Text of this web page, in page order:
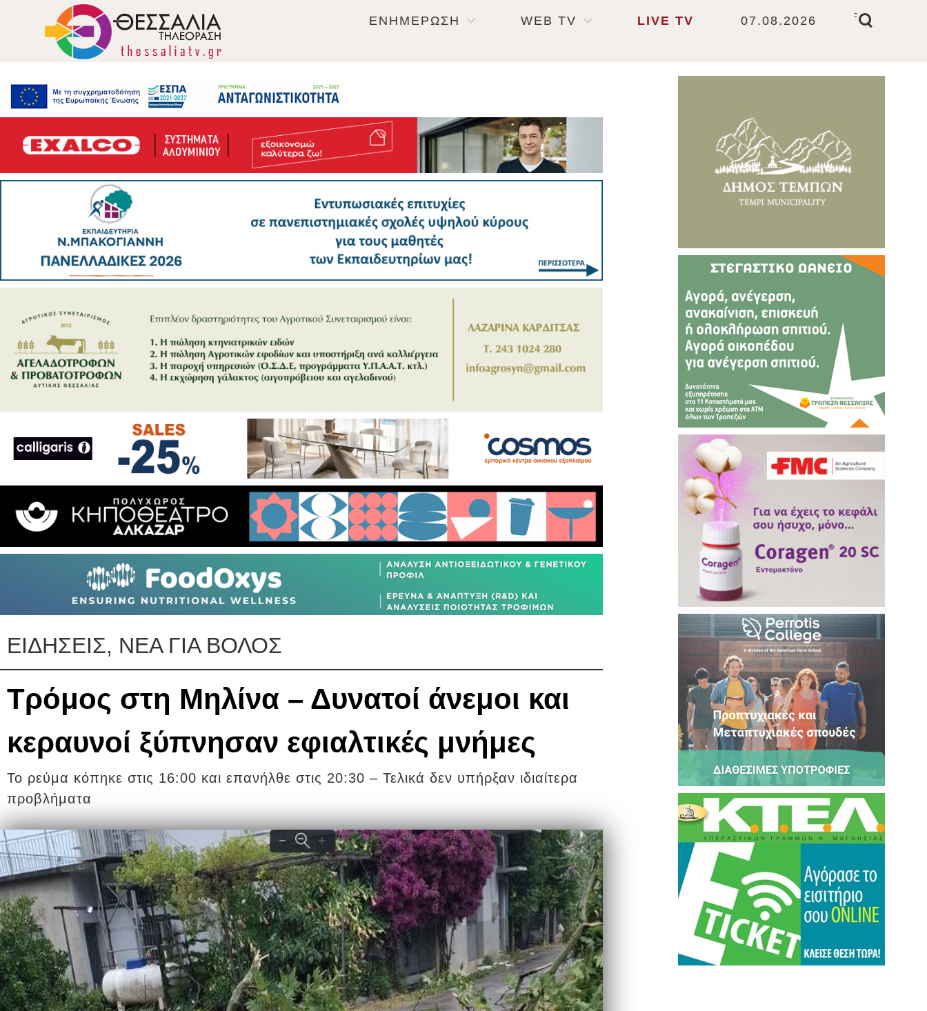
ΕΝΗΜΕΡΩΣΗ WEB TV LIVE TV 07.08.2026
-
ΕΙΔΗΣΕΙΣ, ΝΕΑ ΓΙΑ ΒΟΛΟΣ
Τρόμος στη Μηλίνα – Δυνατοί άνεμοι και
κεραυνοί ξύπνησαν εφιαλτικές μνήμες
Το ρεύμα κόπηκε στις 16:00 και επανήλθε στις 20:30 – Τελικά δεν υπήρξαν ιδιαίτερα
προβλήματα